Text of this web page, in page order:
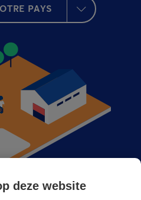
PAYS
votre région
deze website